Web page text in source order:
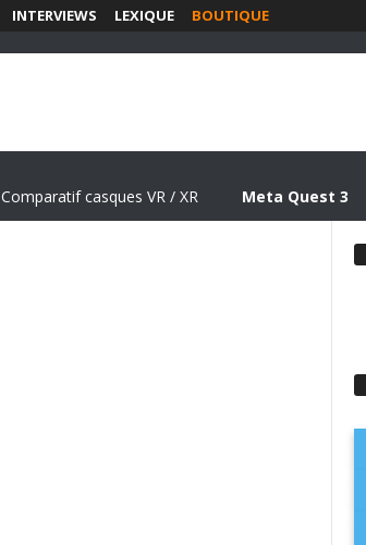
INTERVIEWS LEXIQUE BOUTIQUE
Comparatif casques VR / XR Meta Quest 3